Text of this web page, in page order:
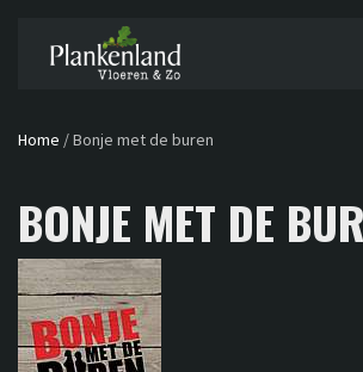
Home /Bonje met de buren
BONJE MET DE